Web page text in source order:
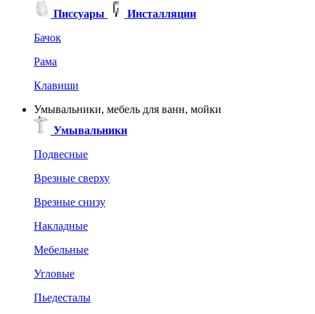
Писсуары
Инсталляции
Бачок
Рама
Клавиши
Умывальники, мебель для ванн, мойки
Умывальники
Подвесные
Врезные сверху
Врезные снизу
Накладные
Мебельные
Угловые
Пьедесталы